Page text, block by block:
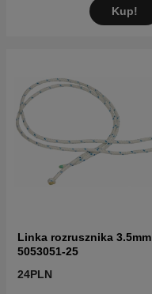
Kup!
Linka rozrusznika 3.5mm
5053051-25
24PLN